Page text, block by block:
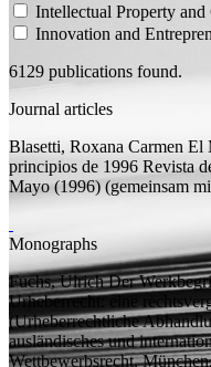
Intellectual Property
Innovation and
6129 publications found.
Journal articles
Blasetti, Roxana Carmen El
principios de 1996 Revista
Mayo (1996) (gemeinsam
Monographs
Fuchs, Ulrich Der
Urheberrecht: eine
(Urheberrechtliche
ausländisches und
Wettbewerbsrecht,